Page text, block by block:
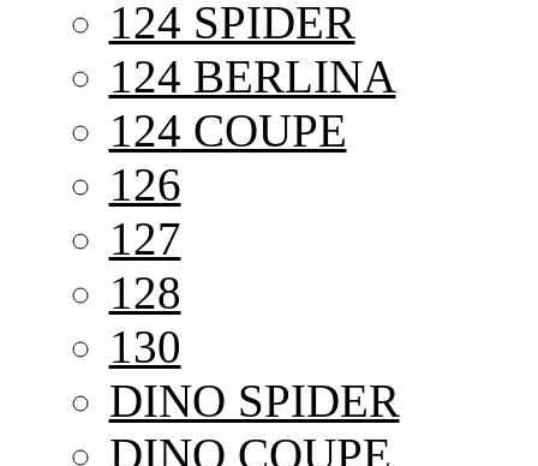
124 SPIDER
124 BERLINA
124 COUPE
126
127
128
130
DINO SPIDER
DINO COUPE